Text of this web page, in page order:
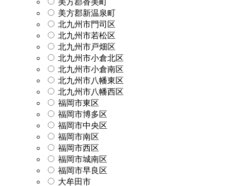
美方郡新温泉町
北九州市門司区
北九州市若松区
北九州市戸畑区
北九州市小倉北区
北九州市小倉南区
北九州市八幡東区
北九州市八幡西区
福岡市東区
福岡市博多区
福岡市中央区
福岡市南区
福岡市西区
福岡市城南区
福岡市早良区
大牟田市